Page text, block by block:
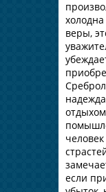
веры,
если